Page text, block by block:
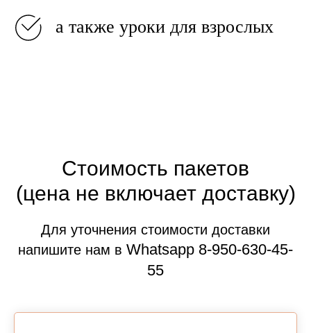
а также уроки для взрослых
Стоимость пакетов
(цена не включает доставку)
Для уточнения стоимости доставки
напишите нам в Whatsapp 8-950-630-45-
55